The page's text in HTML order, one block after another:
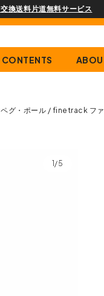
CONTENTS
ペグ・ポール finetrack ファ
1/5